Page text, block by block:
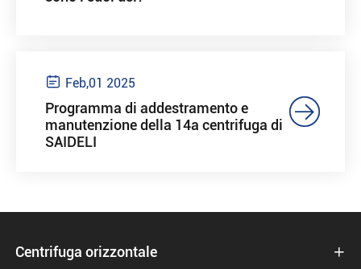
 Feb,01 2025
Programma di addestramento e
manutenzione della 14a centrifuga di
SAIDELI

Centrifuga orizzontale 